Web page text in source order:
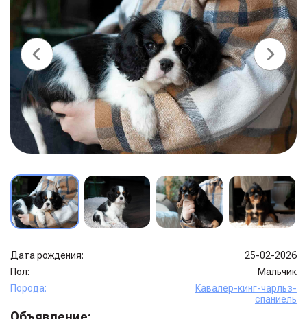
Дата рождения:
25-02-2026
Пол:
Мальчик
Порода:
Кавалер-кинг-чарльз-
спаниель